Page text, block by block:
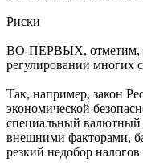
Риски
ВО-ПЕРВЫХ, отметим,
регулировании многих
Так, например, закон
экономической
специальный валютный
внешними факторами,
резкий недобор